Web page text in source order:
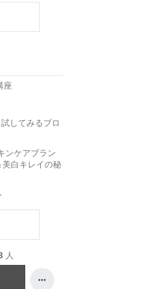
座
してみるブロ
ンケアブラン
白キレイの秘
人